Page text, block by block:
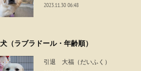
2023.11.30 06:48
（ラブラドール・年齢順）
引退 大福（だいふく）